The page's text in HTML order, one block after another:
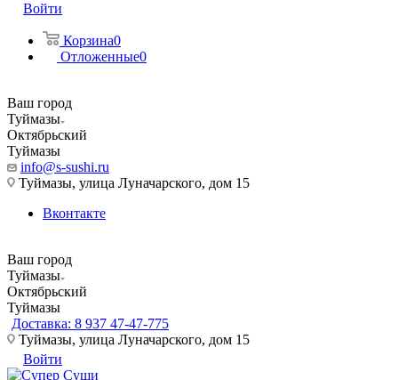
Войти
Корзина0
Отложенные0
Ваш город
Туймазы
Октябрьский
Туймазы
info@s-sushi.ru
Туймазы, улица Луначарского, дом 15
Вконтакте
Ваш город
Туймазы
Октябрьский
Туймазы
Доставка: 8 937 47-47-775
Туймазы, улица Луначарского, дом 15
Войти